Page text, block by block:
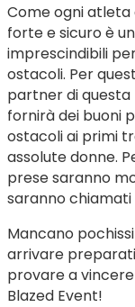
Come ogni atleta
forte e sicuro è
imprescindibili
ostacoli. Per
partner di questa
fornirà dei buoni
ostacoli ai primi
assolute donne.
prese saranno
saranno
Mancano
arrivare
provare a
Blazed Event!